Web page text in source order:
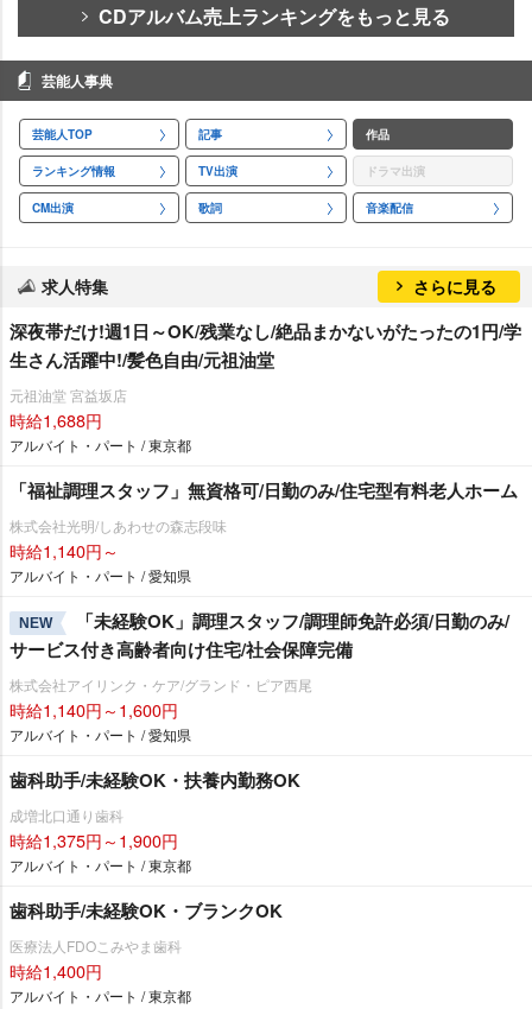
CDアルバム売上ランキングをもっと見る
芸能人事典
芸能人TOP 記事 作品
ランキング情報 TV出演 ドラマ出演
CM出演 歌詞 音楽配信
求人特集 さらに見る
深夜帯だけ!週1日～OK/残業なし/絶品まかないがたったの1円/学
生さん活躍中!/髪色自由/元祖油堂
元祖油堂 宮益坂店
時給1,688円
アルバイト・パート / 東京都
「福祉調理スタッフ」無資格可/日勤のみ/住宅型有料老人ホーム
株式会社光明/しあわせの森志段味
時給1,140円～
アルバイト・パート / 愛知県
NEW
「未経験OK」調理スタッフ/調理師免許必須/日勤のみ/
サービス付き高齢者向け住宅/社会保障完備
株式会社アイリンク・ケア/グランド・ピア西尾
時給1,140円～1,600円
アルバイト・パート / 愛知県
歯科助手/未経験OK・扶養内勤務OK
成増北口通り歯科
時給1,375円～1,900円
アルバイト・パート / 東京都
歯科助手/未経験OK・ブランクOK
医療法人FDOこみやま歯科
時給1,400円
アルバイト・パート / 東京都